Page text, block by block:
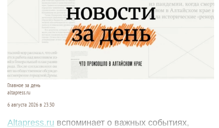
Главное за день
altapress.ru
6 августа 2026 в 23:30
Altapress.ru вспоминает о важных событиях,